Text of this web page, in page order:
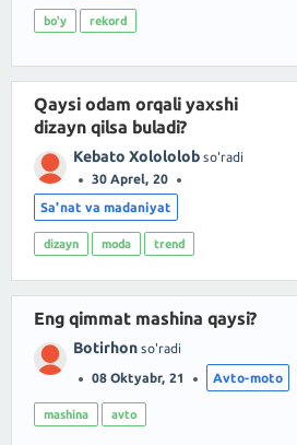
bo'y rekord
Qaysi odam orqali yaxshi
dizayn qilsa buladi?
Kebato Xolololob so'radi
30 Aprel, 20
Sa'nat va madaniyat
dizayn moda trend
Eng qimmat mashina qaysi?
Botirhon so'radi
08 Oktyabr, 21 Avto-moto
mashina avto